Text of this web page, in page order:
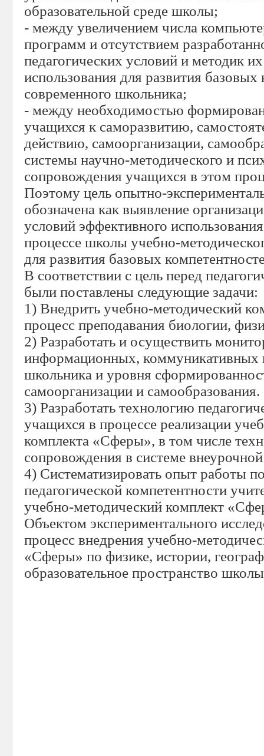
образовательной среде школы;
- между увеличением числа
программ и отсутствием
педагогических условий и методик
использования для развития базовых
современного школьника;
- между необходимостью
учащихся к саморазвитию,
действию, самоорганизации,
системы научно-методического и
сопровождения учащихся в этом
Поэтому цель опытно-
обозначена как выявление
условий эффективного
процессе школы учебно-
для развития базовых
В соответствии с цель перед
были поставлены следующие задачи:
1) Внедрить учебно-методический
процесс преподавания биологии,
2) Разработать и осуществить
информационных, коммуникативных
школьника и уровня
самоорганизации и самообразования.
3) Разработать технологию
учащихся в процессе реализации
комплекта «Сферы», в том числе
сопровождения в системе
4) Систематизировать опыт работы
педагогической компетентности
учебно-методический комплект
Объектом экспериментального
процесс внедрения учебно-
«Сферы» по физике, истории,
образовательное пространство